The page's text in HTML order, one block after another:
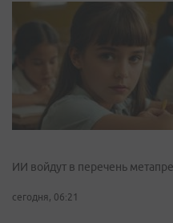
ИИ войдут в перечень
сегодня, 06:21